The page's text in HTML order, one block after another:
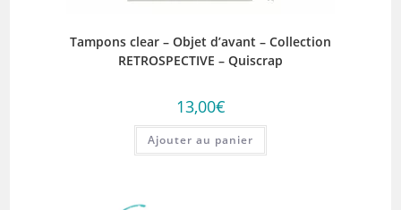
Tampons clear – Objet d’avant – Collection
RETROSPECTIVE – Quiscrap
13,00€
Ajouter au panier